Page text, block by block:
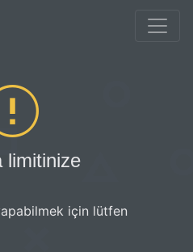
limitinize
için lütfen